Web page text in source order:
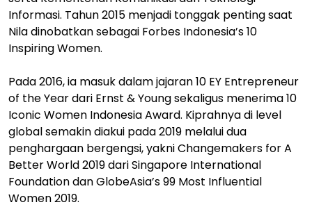
Informasi. Tahun 2015 menjadi tonggak penting saat
Nila dinobatkan sebagai Forbes Indonesia’s 10
Inspiring Women.
Pada 2016, ia masuk dalam jajaran 10 EY Entrepreneur
of the Year dari Ernst & Young sekaligus menerima 10
Iconic Women Indonesia Award. Kiprahnya di level
global semakin diakui pada 2019 melalui dua
penghargaan bergengsi, yakni Changemakers for A
Better World 2019 dari Singapore International
Foundation dan GlobeAsia’s 99 Most Influential
Women 2019.